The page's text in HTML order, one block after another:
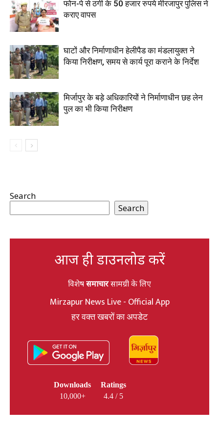
फोन-पे से ठगी के 50 हजार रुपये मीरजापुर पुलिस ने
कराए वापस
घाटों और निर्माणाधीन हेलीपैड का मंडलायुक्त ने
किया निरीक्षण, समय से कार्य पूरा कराने के निर्देश
मिर्जापुर के बड़े अधिकारियों ने निर्माणाधीन छह लेन
पुल का भी किया निरीक्षण
Search
Search
आज ही डाउनलोड करें
विशेषसमाचारसामग्री के लिए
Mirzapur News Live - Official App
हर वक्त खबरों का अपडेट
Downloads
10,000+
Ratings
4.4 / 5